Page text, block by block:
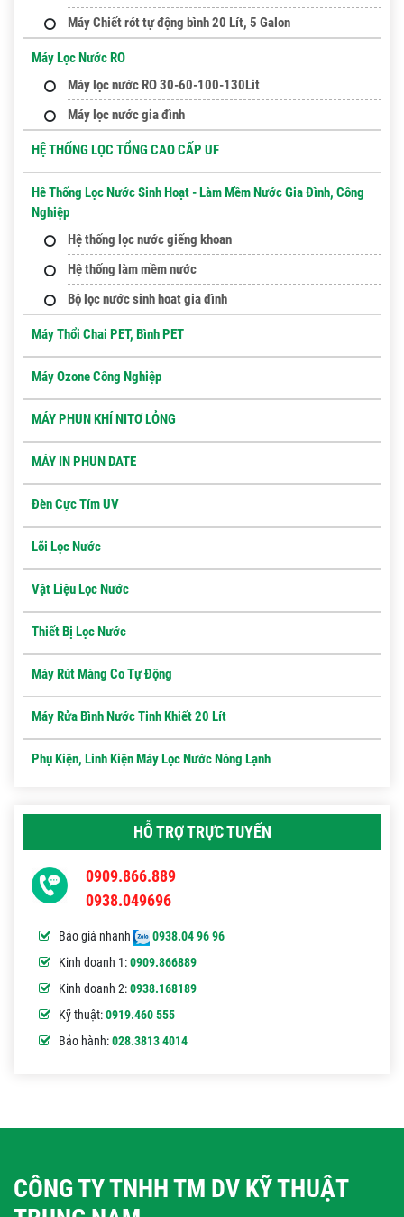
Máy Chiết rót tự động bình 20 Lít, 5 Galon
Máy Lọc Nước RO
Máy lọc nước RO 30-60-100-130Lit
Máy lọc nước gia đình
HỆ THỐNG LỌC TỔNG CAO CẤP UF
Hê Thống Lọc Nước Sinh Hoạt - Làm Mềm Nước Gia Đình, Công
Nghiệp
Hệ thống lọc nước giếng khoan
Hệ thống làm mềm nước
Bộ lọc nước sinh hoat gia đình
Máy Thổi Chai PET, Bình PET
Máy Ozone Công Nghiệp
MÁY PHUN KHÍ NITƠ LỎNG
MÁY IN PHUN DATE
Đèn Cực Tím UV
Lõi Lọc Nước
Vật Liệu Lọc Nước
Thiết Bị Lọc Nước
Máy Rút Màng Co Tự Động
Máy Rửa Bình Nước Tinh Khiết 20 Lít
Phụ Kiện, Linh Kiện Máy Lọc Nước Nóng Lạnh
HỖ TRỢ TRỰC TUYẾN
0909.866.889
0938.049696
Báo giá nhanh
0938.04 96 96
Kinh doanh 1:0909.866889
Kinh doanh 2:0938.168189
Kỹ thuật:0919.460 555
Bảo hành:028.3813 4014
CÔNG TY TNHH TM DV KỸ THUẬT